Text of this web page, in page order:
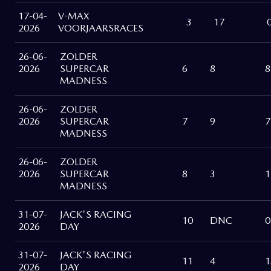
17-04-
2026
V-MAX
VOORJAARSRACES
3 17
26-06-
2026
ZOLDER
SUPERCAR
MADNESS
6 8 8
26-06-
2026
ZOLDER
SUPERCAR
MADNESS
7 9 7
26-06-
2026
ZOLDER
SUPERCAR
MADNESS
8 3
31-07-
2026
JACK'S RACING
DAY
10 DNC 0
31-07-
2026
JACK'S RACING
DAY
11 4